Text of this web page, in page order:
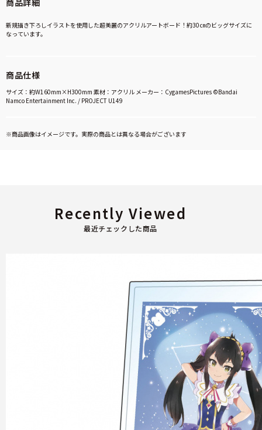
新規描き下ろしイラストを使用した超美麗のアクリルアートボード！約30㎝のビッグサイズに
なっています。
商品仕様
サイズ：約W160mm×H300mm 素材：アクリル メーカー：CygamesPictures ©Bandai
Namco Entertainment Inc. / PROJECT U149
※商品画像はイメージです。実際の商品とは異なる場合がございます
最近チェックした商品
Recently Viewed